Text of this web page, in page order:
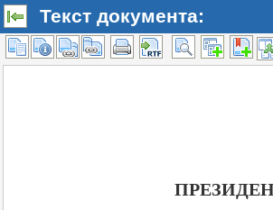
Текст документа: